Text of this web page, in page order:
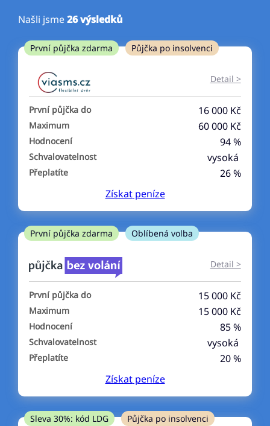
Od
První půjčka zdarma
–
ano
ne
ano
ne
V exekuci
ano
ne
Po insolvenci
ano
V hotovosti
ano
Našli jsme26výsledků
První půjčka zdarma Půjčka po insolvenci
Detail >
První půjčka do 16 000 Kč
Maximum 60 000 Kč
Hodnocení 94 %
Schvalovatelnost vysoká
Přeplatíte
26 %
Získatpeníze
První půjčka zdarma Oblíbená volba
Detail >
První půjčka do 15 000 Kč
Maximum 15 000 Kč
Hodnocení 85 %
Schvalovatelnost vysoká
Přeplatíte
20 %
Získatpeníze
Sleva 30%: kód LDG Půjčka po insolvenci